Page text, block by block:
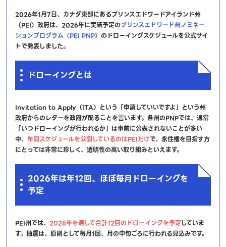
2026年1月7日、カナダ東部にあるプリンスエドワードアイランド州
（PEI）政府は、2026年に実施予定のプリンスエドワード州ノミネー
ションプログラム（PEI PNP）のドローイングスケジュールを公式サイ
トで発表しました。
ドローイングとは
Invitation to Apply（ITA）という「申請していいですよ」という州
政府からのレターを政府が配ることを言います。各州のPNPでは、通常
「いつドローイングが行われるか」は事前に公表されないことが多い
中、年間スケジュールを公開しているのはPEIだけで、永住権を目指す方
にとっては非常に珍しく、透明性の高い取り組みといえます。
2026年は年12回、ほぼ毎月ドローイングを
予定
PEI州では、2026年を通して合計12回のドローイングを予定していま
す。抽選は、原則として毎月1回、月の中旬ごろに行われる見込みです。